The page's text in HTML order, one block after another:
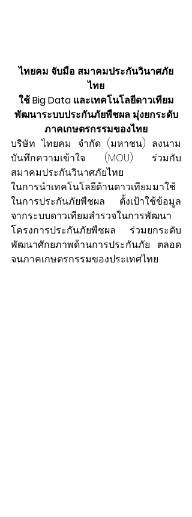
ไทยคม จับมือ สมาคมประกันวินาศภัย
ไทย
ใช้ Big Data และเทคโนโลยีดาวเทียม
พัฒนาระบบประกันภัยพืชผล มุ่งยกระดับ
ภาคเกษตรกรรมของไทย
บริษัท ไทยคม จำกัด (มหาชน) ลงนาม
บันทึกความเข้าใจ (MOU) ร่วมกับ
สมาคมประกันวินาศภัยไทย
ในการนำเทคโนโลยีด้านดาวเทียมมาใช้
ในการประกันภัยพืชผล ตั้งเป้าใช้ข้อมูล
จากระบบดาวเทียมสำรวจในการพัฒนา
โครงการประกันภัยพืชผล ร่วมยกระดับ
พัฒนาศักยภาพด้านการประกันภัย ตลอด
จนภาคเกษตรกรรมของประเทศไทย